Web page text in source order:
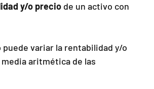
y/o precio de un activo con
variar la rentabilidad y/o
aritmética de las